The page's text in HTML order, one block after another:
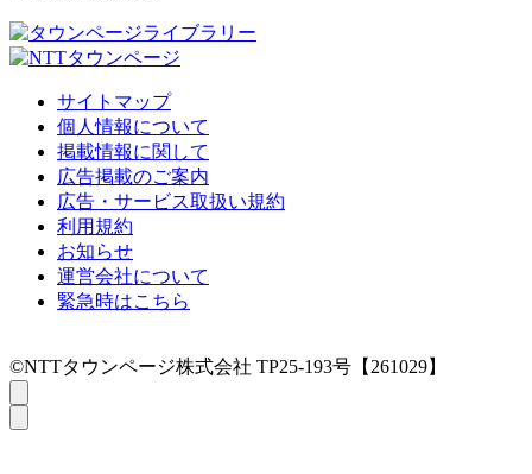
サイトマップ
個人情報について
掲載情報に関して
広告掲載のご案内
広告・サービス取扱い規約
利用規約
お知らせ
運営会社について
緊急時はこちら
©NTTタウンページ株式会社 TP25-193号【261029】